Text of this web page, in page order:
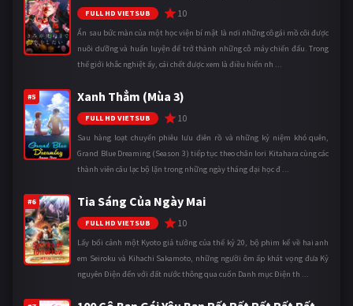
FULL HD VIETSUB 10
Ẩn sau bức màn của một học viện bí mật là nơi những cô gái mồ côi được
nuôi dưỡng và huấn luyện để trở thành những cỗ máy chiến đấu. Trong
thế giới khắc nghiệt ấy, cái chết được xem là điều hiển nh ...
#5 Xanh Thẳm (Mùa 3)
FULL HD VIETSUB 10
Sau hàng loạt chuyến phiêu lưu điên rồ và những kỷ niệm khó quên,
Grand Blue Dreaming (Season 3) tiếp tục theo chân Iori Kitahara cùng các
thành viên câu lạc bộ lặn trong những ngày tháng đại học đ ...
#6 Tia Sáng Của Ngày Mai
FULL HD VIETSUB 10
Lấy bối cảnh một Kyoto giả tưởng của thế kỷ 20, bộ phim kể về hai anh
em Seiroku và Kihachi Sakamoto, những người ôm ấp khát vọng đưa Kỷ
nguyên Điện đến với đất nước thông qua cuốn Danh mục Điện th ...